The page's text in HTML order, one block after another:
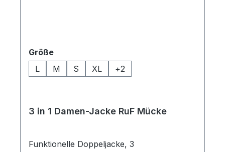
Größeauswählen
L
M S XL +2
3 in 1 Damen-Jacke RuF Mücke
Funktionelle Doppeljacke, 3